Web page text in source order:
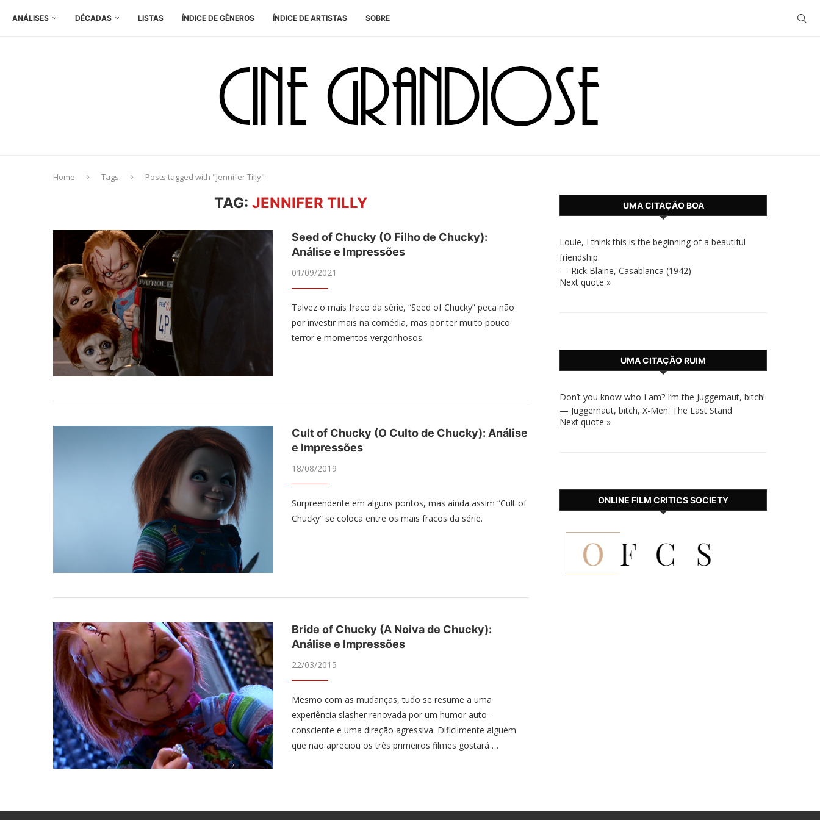
ANÁLISES DÉCADAS LISTAS ÍNDICE DE GÊNEROS ÍNDICE DE ARTISTAS SOBRE
Home Tags Posts tagged with "Jennifer Tilly"
TAG:JENNIFER TILLY
Seed of Chucky (O Filho de Chucky):
Análise e Impressões
01/09/2021
Talvez o mais fraco da série, “Seed of Chucky” peca não
por investir mais na comédia, mas por ter muito pouco
terror e momentos vergonhosos.
Cult of Chucky (O Culto de Chucky): Análise
e Impressões
18/08/2019
Surpreendente em alguns pontos, mas ainda assim “Cult of
Chucky” se coloca entre os mais fracos da série.
Bride of Chucky (A Noiva de Chucky):
Análise e Impressões
22/03/2015
Mesmo com as mudanças, tudo se resume a uma
experiência slasher renovada por um humor auto-
consciente e uma direção agressiva. Dificilmente alguém
que não apreciou os três primeiros filmes gostará …
UMA CITAÇÃO BOA
Louie, I think this is the beginning of a beautiful
friendship.
— Rick Blaine, Casablanca (1942)
Next quote »
UMA CITAÇÃO RUIM
Don’t you know who I am? I’m the Juggernaut, bitch!
— Juggernaut, bitch, X-Men: The Last Stand
Next quote »
ONLINE FILM CRITICS SOCIETY